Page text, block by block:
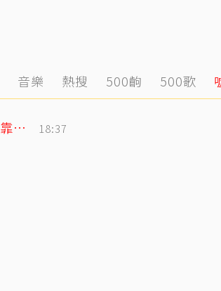
音樂 熱搜 500齣 500歌
獨／把父親名字刺手上！楊千霈感念「無論婚內單親」全靠老爸當後盾 18:37